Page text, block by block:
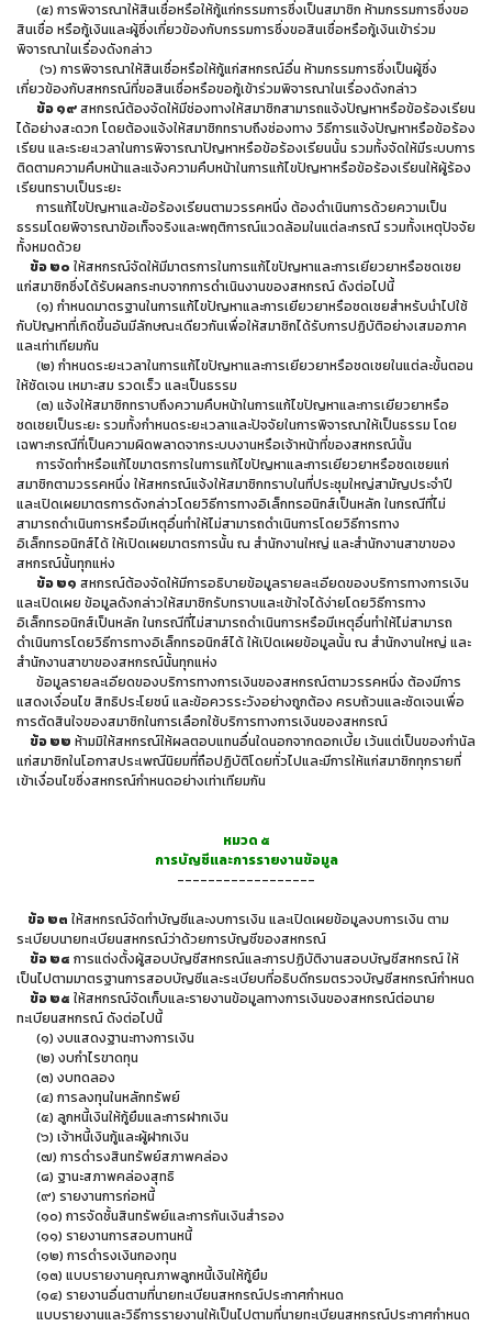
(๕) การพิจารณาให้สินเชื่อหรือให้กู้แก่กรรมการซึ่งเป็นสมาชิก ห้ามกรรมการซึ่งขอ
สินเชื่อ หรือกู้เงินและผู้ซึ่งเกี่ยวข้องกับกรรมการซึ่งขอสินเชื่อหรือกู้เงินเข้าร่วม
พิจารณาในเรื่องดังกล่าว
(๖) การพิจารณาให้สินเชื่อหรือให้กู้แก่สหกรณ์อื่น ห้ามกรรมการซึ่งเป็นผู้ซึ่ง
เกี่ยวข้องกับสหกรณ์ที่ขอสินเชื่อหรือขอกู้เข้าร่วมพิจารณาในเรื่องดังกล่าว
ข้อ ๑๙สหกรณ์ต้องจัดให้มีช่องทางให้สมาชิกสามารถแจ้งปัญหาหรือข้อร้องเรียน
ได้อย่างสะดวก โดยต้องแจ้งให้สมาชิกทราบถึงช่องทาง วิธีการแจ้งปัญหาหรือข้อร้อง
เรียน และระยะเวลาในการพิจารณาปัญหาหรือข้อร้องเรียนนั้น รวมทั้งจัดให้มีระบบการ
ติดตามความคืบหน้าและแจ้งความคืบหน้าในการแก้ไขปัญหาหรือข้อร้องเรียนให้ผู้ร้อง
เรียนทราบเป็นระยะ
การแก้ไขปัญหาและข้อร้องเรียนตามวรรคหนึ่ง ต้องดำเนินการด้วยความเป็น
ธรรมโดยพิจารณาข้อเท็จจริงและพฤติการณ์แวดล้อมในแต่ละกรณี รวมทั้งเหตุปัจจัย
ทั้งหมดด้วย
ข้อ ๒๐ ให้สหกรณ์จัดให้มีมาตรการในการแก้ไขปัญหาและการเยียวยาหรือชดเชย
แก่สมาชิกซึ่งได้รับผลกระทบจากการดำเนินงานของสหกรณ์ ดังต่อไปนี้
(๑) กำหนดมาตรฐานในการแก้ไขปัญหาและการเยียวยาหรือชดเชยสำหรับนำไปใช้
กับปัญหาที่เกิดขึ้นอันมีลักษณะเดียวกันเพื่อให้สมาชิกได้รับการปฏิบัติอย่างเสมอภาค
และเท่าเทียมกัน
(๒) กำหนดระยะเวลาในการแก้ไขปัญหาและการเยียวยาหรือชดเชยในแต่ละขั้นตอน
ให้ชัดเจน เหมาะสม รวดเร็ว และเป็นธรรม
(๓) แจ้งให้สมาชิกทราบถึงความคืบหน้าในการแก้ไขปัญหาและการเยียวยาหรือ
ชดเชยเป็นระยะ รวมทั้งกำหนดระยะเวลาและปัจจัยในการพิจารณาให้เป็นธรรม โดย
เฉพาะกรณีที่เป็นความผิดพลาดจากระบบงานหรือเจ้าหน้าที่ของสหกรณ์นั้น
การจัดทำหรือแก้ไขมาตรการในการแก้ไขปัญหาและการเยียวยาหรือชดเชยแก่
สมาชิกตามวรรคหนึ่ง ให้สหกรณ์แจ้งให้สมาชิกทราบในที่ประชุมใหญ่สามัญประจำปี
และเปิดเผยมาตรการดังกล่าวโดยวิธีการทางอิเล็กทรอนิกส์เป็นหลัก ในกรณีที่ไม่
สามารถดำเนินการหรือมีเหตุอื่นทำให้ไม่สามารถดำเนินการโดยวิธีการทาง
อิเล็กทรอนิกส์ได้ ให้เปิดเผยมาตรการนั้น ณ สำนักงานใหญ่ และสำนักงานสาขาของ
สหกรณ์นั้นทุกแห่ง
ข้อ ๒๑ สหกรณ์ต้องจัดให้มีการอธิบายข้อมูลรายละเอียดของบริการทางการเงิน
และเปิดเผย ข้อมูลดังกล่าวให้สมาชิกรับทราบและเข้าใจได้ง่ายโดยวิธีการทาง
อิเล็กทรอนิกส์เป็นหลัก ในกรณีที่ไม่สามารถดำเนินการหรือมีเหตุอื่นทำให้ไม่สามารถ
ดำเนินการโดยวิธีการทางอิเล็กทรอนิกส์ได้ ให้เปิดเผยข้อมูลนั้น ณ สำนักงานใหญ่ และ
สำนักงานสาขาของสหกรณ์นั้นทุกแห่ง
ข้อมูลรายละเอียดของบริการทางการเงินของสหกรณ์ตามวรรคหนึ่ง ต้องมีการ
แสดงเงื่อนไข สิทธิประโยชน์ และข้อควรระวังอย่างถูกต้อง ครบถ้วนและชัดเจนเพื่อ
การตัดสินใจของสมาชิกในการเลือกใช้บริการทางการเงินของสหกรณ์
ข้อ ๒๒ ห้ามมิให้สหกรณ์ให้ผลตอบแทนอื่นใดนอกจากดอกเบี้ย เว้นแต่เป็นของกำนัล
แก่สมาชิกในโอกาสประเพณีนิยมที่ถือปฏิบัติโดยทั่วไปและมีการให้แก่สมาชิกทุกรายที่
เข้าเงื่อนไขซึ่งสหกรณ์กำหนดอย่างเท่าเทียมกัน
หมวด ๕
การบัญชีและการรายงานข้อมูล
------------------
ข้อ ๒๓ ให้สหกรณ์จัดทำบัญชีและงบการเงิน และเปิดเผยข้อมูลงบการเงิน ตาม
ระเบียบนายทะเบียนสหกรณ์ว่าด้วยการบัญชีของสหกรณ์
ข้อ ๒๔ การแต่งตั้งผู้สอบบัญชีสหกรณ์และการปฏิบัติงานสอบบัญชีสหกรณ์ ให้
เป็นไปตามมาตรฐานการสอบบัญชีและระเบียบที่อธิบดีกรมตรวจบัญชีสหกรณ์กำหนด
ข้อ ๒๕ ให้สหกรณ์จัดเก็บและรายงานข้อมูลทางการเงินของสหกรณ์ต่อนาย
ทะเบียนสหกรณ์ ดังต่อไปนี้
(๑) งบแสดงฐานะทางการเงิน
(๒) งบกำไรขาดทุน
(๓) งบทดลอง
(๔) การลงทุนในหลักทรัพย์
(๕) ลูกหนี้เงินให้กู้ยืมและการฝากเงิน
(๖) เจ้าหนี้เงินกู้และผู้ฝากเงิน
(๗) การดำรงสินทรัพย์สภาพคล่อง
(๘) ฐานะสภาพคล่องสุทธิ
(๙) รายงานการก่อหนี้
(๑๐) การจัดชั้นสินทรัพย์และการกันเงินสำรอง
(๑๑) รายงานการสอบทานหนี้
(๑๒) การดำรงเงินกองทุน
(๑๓) แบบรายงานคุณภาพลูกหนี้เงินให้กู้ยืม
(๑๔) รายงานอื่นตามที่นายทะเบียนสหกรณ์ประกาศกำหนด
แบบรายงานและวิธีการรายงานให้เป็นไปตามที่นายทะเบียนสหกรณ์ประกาศกำหนด